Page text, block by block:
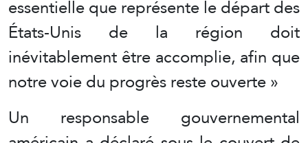
essentielle que représente le départ des
États-Unis de la région doit
inévitablement être accomplie, afin que
notre voie du progrès reste ouverte »
Un responsable gouvernemental